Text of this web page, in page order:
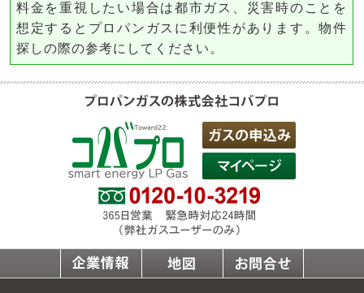
料金を重視したい場合は都市ガス、災害時のことを
想定するとプロパンガスに利便性があります。物件
探しの際の参考にしてください。